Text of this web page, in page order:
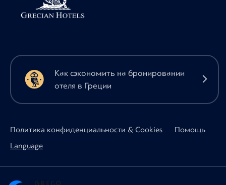
Как сэкономить на бронировании
отеля в Греции
Политика конфиденциальности & Cookies
Помощь
Language